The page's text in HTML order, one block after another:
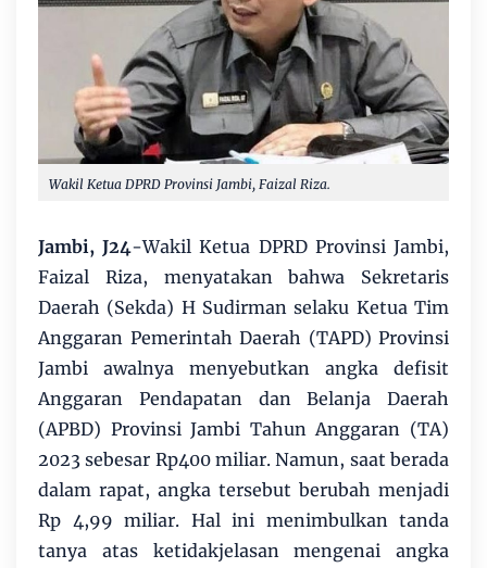
Wakil Ketua DPRD Provinsi Jambi, Faizal Riza.
Jambi, J24-Wakil Ketua DPRD Provinsi Jambi,
Faizal Riza, menyatakan bahwa Sekretaris
Daerah (Sekda) H Sudirman selaku Ketua Tim
Anggaran Pemerintah Daerah (TAPD) Provinsi
Jambi awalnya menyebutkan angka defisit
Anggaran Pendapatan dan Belanja Daerah
(APBD) Provinsi Jambi Tahun Anggaran (TA)
2023 sebesar Rp400 miliar. Namun, saat berada
dalam rapat, angka tersebut berubah menjadi
Rp 4,99 miliar. Hal ini menimbulkan tanda
tanya atas ketidakjelasan mengenai angka